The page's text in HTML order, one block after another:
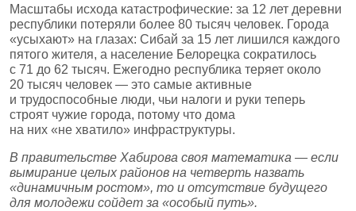
Масштабы исхода катастрофические: за 12 лет деревни
республики потеряли более 80 тысяч человек. Города
«усыхают» на глазах: Сибай за 15 лет лишился каждого
пятого жителя, а население Белорецка сократилось
с 71 до 62 тысяч. Ежегодно республика теряет около
20 тысяч человек — это самые активные
и трудоспособные люди, чьи налоги и руки теперь
строят чужие города, потому что дома
на них «не хватило» инфраструктуры.
В правительстве Хабирова своя математика — если
вымирание целых районов на четверть назвать
«динамичным ростом», то и отсутствие будущего
для молодежи сойдет за «особый путь».